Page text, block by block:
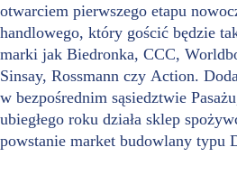
otwarciem pierwszego etapu
handlowego, który gościć będzie
marki jak Biedronka, CCC,
Sinsay, Rossmann czy Action.
w bezpośrednim sąsiedztwie
ubiegłego roku działa sklep
powstanie market budowlany typu